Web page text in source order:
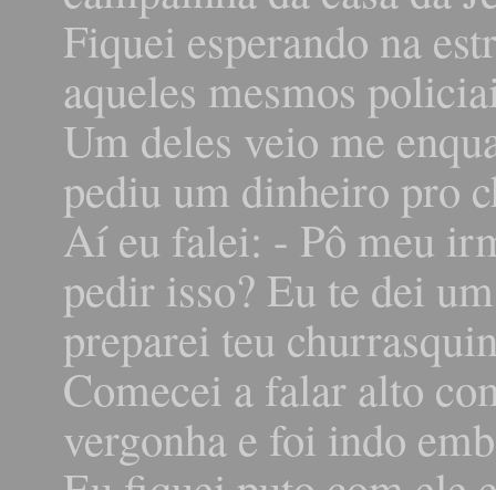
Fiquei esperando na
aqueles mesmos
Um deles veio me
pediu um dinheiro pro
Aí eu falei: - Pô meu
pedir isso? Eu te dei
preparei teu
Comecei a falar alto
vergonha e foi indo